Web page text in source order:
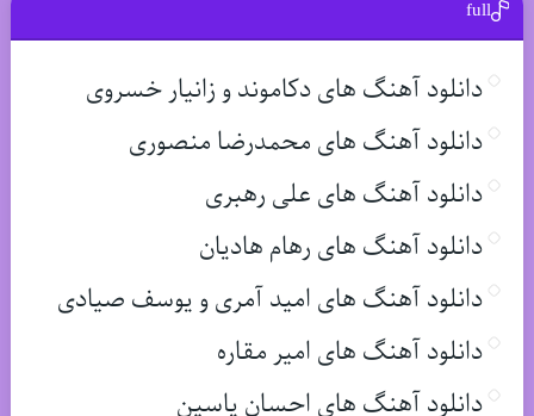
full
دانلود آهنگ های دکاموند و زانیار خسروی
دانلود آهنگ های محمدرضا منصوری
دانلود آهنگ های علی رهبری
دانلود آهنگ های رهام هادیان
دانلود آهنگ های امید آمری و یوسف صیادی
دانلود آهنگ های امیر مقاره
دانلود آهنگ های احسان یاسین